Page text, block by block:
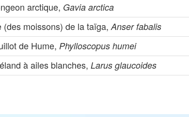
arctique, Gavia arctica
(des moissons) de la taïga,Anser fabalis
de Hume, Phylloscopus humei
à ailes blanches,Larus glaucoides